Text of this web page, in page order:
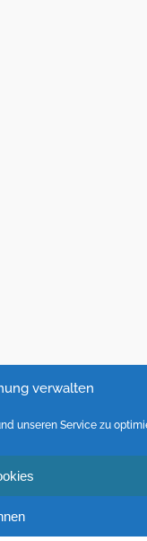
verwalten
unseren Service zu